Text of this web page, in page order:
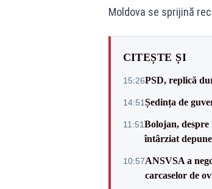
Moldova se sprijină
CITEȘTE ȘI
15:26PSD, replică
14:51Ședința de
11:51Bolojan,
întârziat
10:57ANSVSA a
carcaselor de